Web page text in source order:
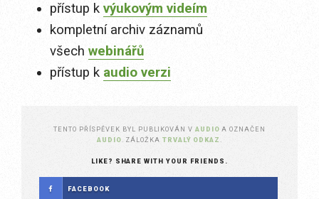
přístup k výukovým videím
kompletní archiv záznamů
všech webinářů
přístup k audio verzi
TENTO PŘÍSPĚVEK BYL PUBLIKOVÁN V AUDIO A OZNAČEN
AUDIO . ZÁLOŽKA TRVALÝ ODKAZ
LIKE? SHARE WITH YOUR FRIENDS.
FACEBOOK